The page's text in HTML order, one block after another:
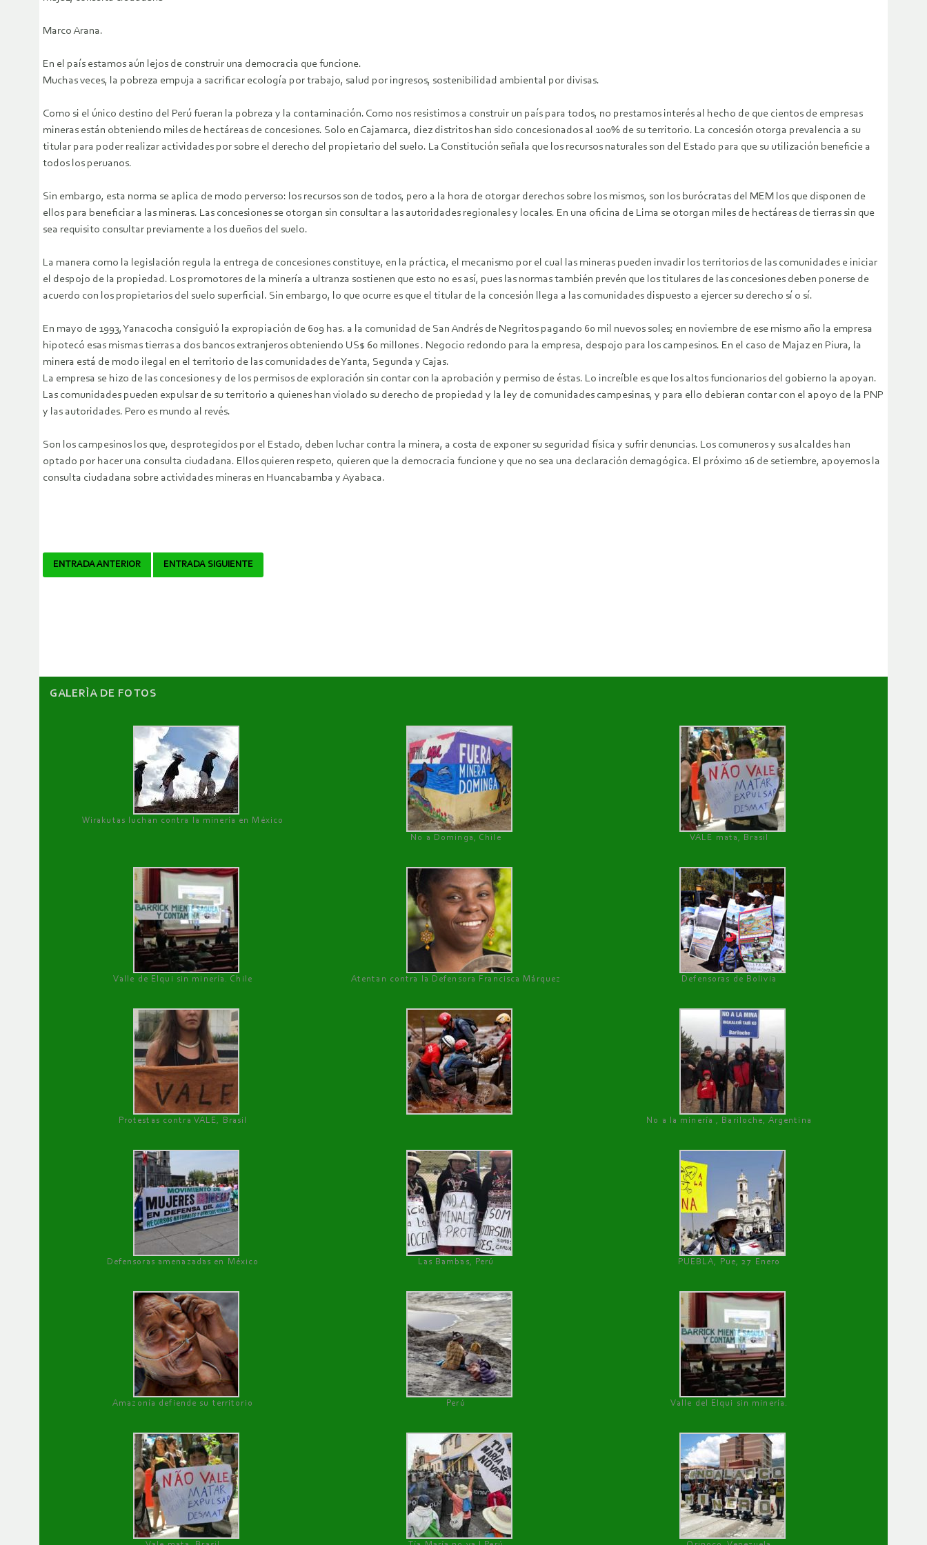
Marco Arana.
En el país estamos aún lejos de construir una democracia que funcione.
Muchas veces, la pobreza empuja a sacrificar ecología por trabajo, salud por ingresos, sostenibilidad ambiental por divisas.
Como si el único destino del Perú fueran la pobreza y la contaminación. Como nos resistimos a construir un país para todos, no prestamos interés al hecho de que cientos de empresas
mineras están obteniendo miles de hectáreas de concesiones. Solo en Cajamarca, diez distritos han sido concesionados al 100% de su territorio. La concesión otorga prevalencia a su
titular para poder realizar actividades por sobre el derecho del propietario del suelo. La Constitución señala que los recursos naturales son del Estado para que su utilización beneficie a
todos los peruanos.
Sin embargo, esta norma se aplica de modo perverso: los recursos son de todos, pero a la hora de otorgar derechos sobre los mismos, son los burócratas del MEM los que disponen de
ellos para beneficiar a las mineras. Las concesiones se otorgan sin consultar a las autoridades regionales y locales. En una oficina de Lima se otorgan miles de hectáreas de tierras sin que
sea requisito consultar previamente a los dueños del suelo.
La manera como la legislación regula la entrega de concesiones constituye, en la práctica, el mecanismo por el cual las mineras pueden invadir los territorios de las comunidades e iniciar
el despojo de la propiedad. Los promotores de la minería a ultranza sostienen que esto no es así, pues las normas también prevén que los titulares de las concesiones deben ponerse de
acuerdo con los propietarios del suelo superficial. Sin embargo, lo que ocurre es que el titular de la concesión llega a las comunidades dispuesto a ejercer su derecho sí o sí.
En mayo de 1993, Yanacocha consiguió la expropiación de 609 has. a la comunidad de San Andrés de Negritos pagando 60 mil nuevos soles; en noviembre de ese mismo año la empresa
hipotecó esas mismas tierras a dos bancos extranjeros obteniendo US$ 60 millones . Negocio redondo para la empresa, despojo para los campesinos. En el caso de Majaz en Piura, la
minera está de modo ilegal en el territorio de las comunidades de Yanta, Segunda y Cajas.
La empresa se hizo de las concesiones y de los permisos de exploración sin contar con la aprobación y permiso de éstas. Lo increíble es que los altos funcionarios del gobierno la apoyan.
Las comunidades pueden expulsar de su territorio a quienes han violado su derecho de propiedad y la ley de comunidades campesinas, y para ello debieran contar con el apoyo de la PNP
y las autoridades. Pero es mundo al revés.
Son los campesinos los que, desprotegidos por el Estado, deben luchar contra la minera, a costa de exponer su seguridad física y sufrir denuncias. Los comuneros y sus alcaldes han
optado por hacer una consulta ciudadana. Ellos quieren respeto, quieren que la democracia funcione y que no sea una declaración demagógica. El próximo 16 de setiembre, apoyemos la
consulta ciudadana sobre actividades mineras en Huancabamba y Ayabaca.
Navegador
ENTRADA ANTERIOR ENTRADA SIGUIENTE
GALERÌA DE FOTOS
Wirakutas luchan contra la minería en México
No a Dominga, Chile
VALE mata, Brasil
Valle de Elqui sin minería. Chile Atentan contra la Defensora Francisca Márquez Defensoras de Bolivia
Protestas contra VALE, Brasil No a la minería , Bariloche, Argentina
Defensoras amenazadas en México Las Bambas, Perú PUEBLA, Pue, 27 Enero
Amazonía defiende su territorio Perú Valle del Elqui sin minería.